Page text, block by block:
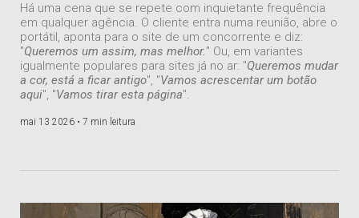
Há uma cena que se repete com inquietante frequência
em qualquer agência. O cliente entra numa reunião, abre o
portátil, aponta para o site de um concorrente e diz:
"Queremos um assim, mas melhor." Ou, em variantes
igualmente populares para sites já no ar: "Queremos mudar
a cor, está a ficar antigo", "Vamos acrescentar um botão
aqui", "Vamos tirar esta página".
mai 13 2026 • 7 min leitura